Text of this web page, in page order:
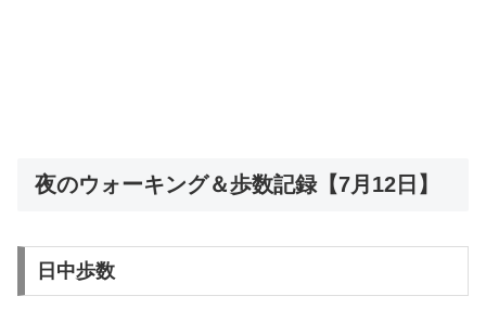
夜のウォーキング＆歩数記録【7月12日】
日中歩数